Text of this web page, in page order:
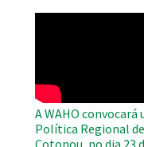
A WAHO convocará
Política Regional